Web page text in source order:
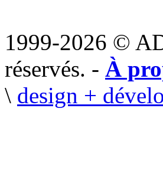
1999-2026 ©
réservés. - À
\ design +